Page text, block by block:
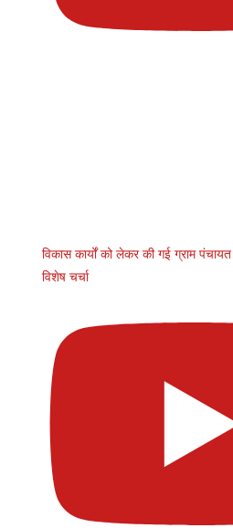
विकास कार्यों को लेकर की गई ग्राम
विशेष चर्चा